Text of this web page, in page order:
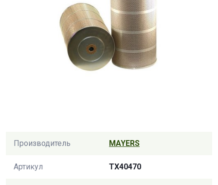
Производитель MAYERS
Артикул TX40470